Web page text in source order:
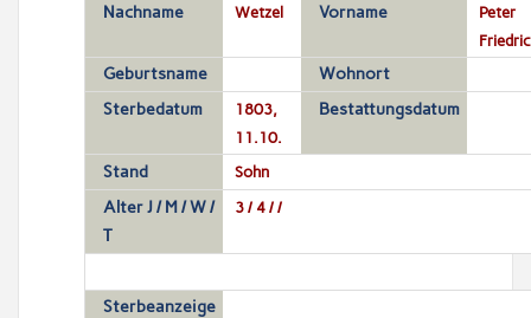
Nachname Wetzel Vorname
Peter
Geburtsname
Wohnort
Sterbedatum
1803,
11.10.
Bestattungsdatum
Stand Sohn
Alter J / M / W /
T
3 / 4 / /
Sterbeanzeige